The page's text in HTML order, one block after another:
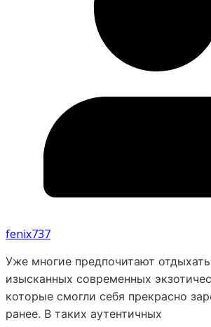
fenix737
Уже многие предпочитают
изысканных современных
которые смогли себя прекрасно
ранее. В таких аутентичных